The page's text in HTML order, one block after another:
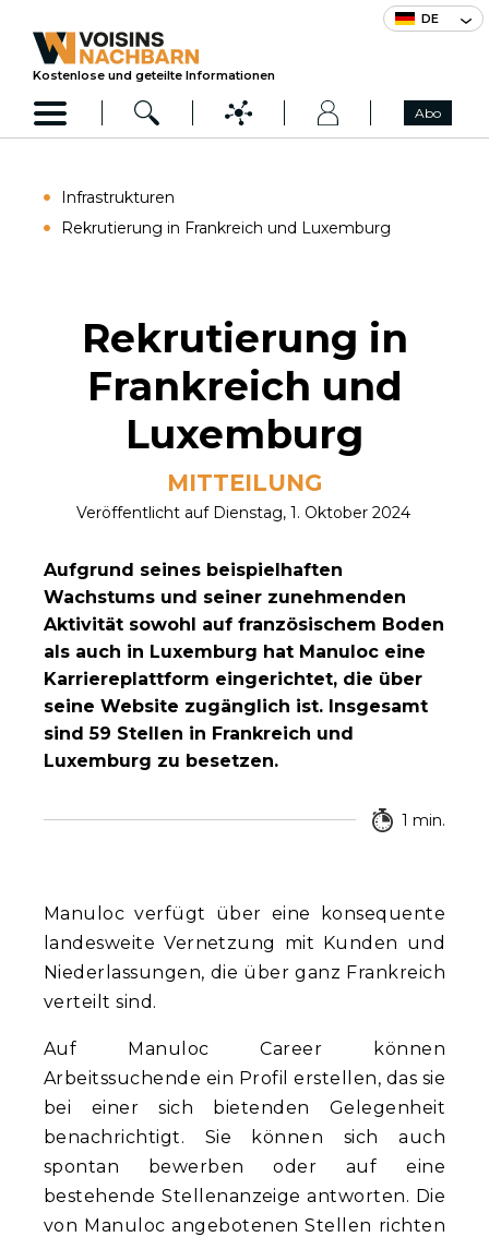
DE
Kostenlose und geteilte Informationen
Abo
Infrastrukturen
Rekrutierung in Frankreich und Luxemburg
Rekrutierung in
Frankreich und
Luxemburg
MITTEILUNG
Veröffentlicht auf Dienstag, 1. Oktober 2024
Aufgrund seines beispielhaften
Wachstums und seiner zunehmenden
Aktivität sowohl auf französischem Boden
als auch in Luxemburg hat Manuloc eine
Karriereplattform eingerichtet, die über
seine Website zugänglich ist. Insgesamt
sind 59 Stellen in Frankreich und
Luxemburg zu besetzen.
1 min.
Manuloc verfügt über eine konsequente
landesweite Vernetzung mit Kunden und
Niederlassungen, die über ganz Frankreich
verteilt sind.
Auf Manuloc Career können
Arbeitssuchende ein Profil erstellen, das sie
bei einer sich bietenden Gelegenheit
benachrichtigt. Sie können sich auch
spontan bewerben oder auf eine
bestehende Stellenanzeige antworten. Die
von Manuloc angebotenen Stellen richten